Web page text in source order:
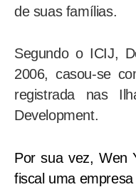
de suas famílias.
Segundo o ICIJ,
2006, casou-se
registrada nas
Development.
Por sua vez, Wen
fiscal uma